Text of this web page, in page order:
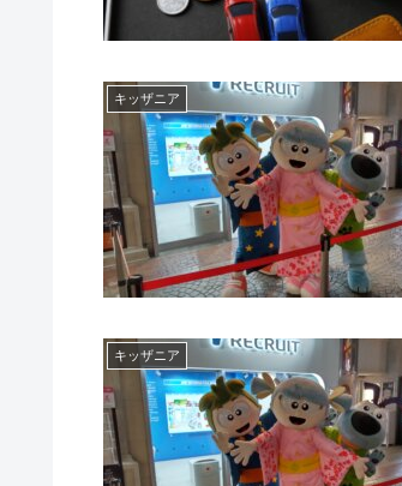
キッザニア
キッザニア